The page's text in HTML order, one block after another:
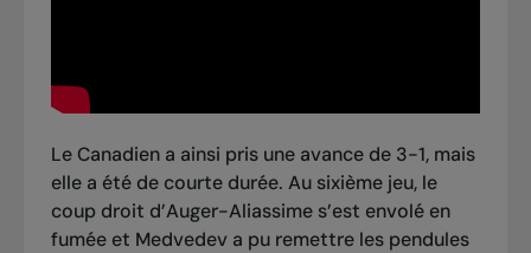
Le Canadien a ainsi pris une avance de 3-1, mais
elle a été de courte durée. Au sixième jeu, le
coup droit d’Auger-Aliassime s’est envolé en
fumée et Medvedev a pu remettre les pendules